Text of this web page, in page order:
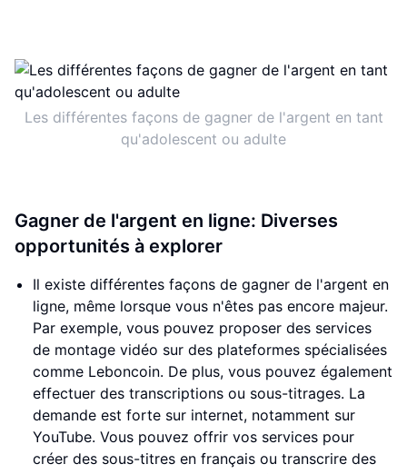
Les différentes façons de gagner de l'argent en tant
qu'adolescent ou adulte
Gagner de l'argent en ligne: Diverses
opportunités à explorer
Il existe différentes façons de gagner de l'argent en
ligne, même lorsque vous n'êtes pas encore majeur.
Par exemple, vous pouvez proposer des services
de montage vidéo sur des plateformes spécialisées
comme Leboncoin. De plus, vous pouvez également
effectuer des transcriptions ou sous-titrages. La
demande est forte sur internet, notamment sur
YouTube. Vous pouvez offrir vos services pour
créer des sous-titres en français ou transcrire des